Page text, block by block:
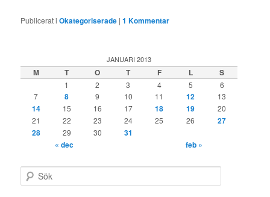
Publicerat i Okategoriserade |1 Kommentar
JANUARI 2013
M T O T F L S
1 2 3 4 5
6
7
8 9 10 11 12 13
14 15 16 17 18 19
20
21
22 23 24 25 26
27
28
29 30
31
« dec
feb »
ö